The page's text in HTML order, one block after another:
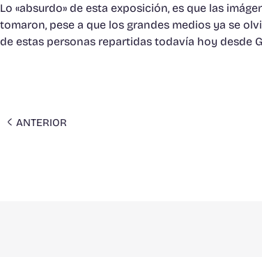
Lo «absurdo» de esta exposición, es que las
tomaron, pese a que los grandes medios ya se
de estas personas repartidas todavía hoy desde
ANTERIOR